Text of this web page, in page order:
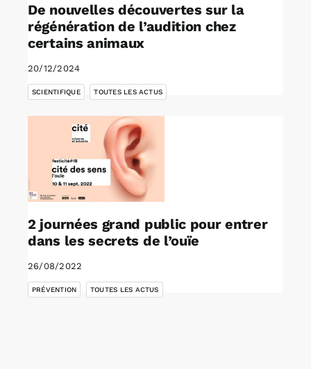
De nouvelles découvertes sur la
régénération de l’audition chez
certains animaux
20/12/2024
SCIENTIFIQUE TOUTES LES ACTUS
2 journées grand public pour entrer
dans les secrets de l’ouïe
26/08/2022
PRÉVENTION
,
TOUTES LES ACTUS